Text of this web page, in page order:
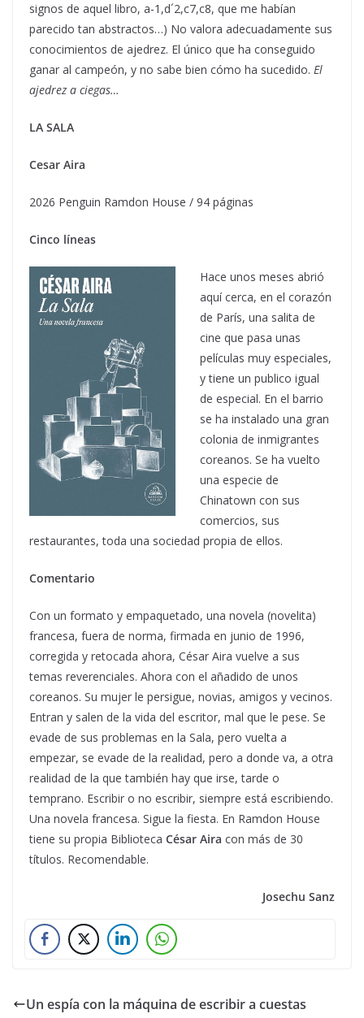
signos de aquel libro, a-1,d´2,c7,c8, que me habían
parecido tan abstractos…) No valora adecuadamente sus
conocimientos de ajedrez. El único que ha conseguido
ganar al campeón, y no sabe bien cómo ha sucedido. El
ajedrez a ciegas…
LA SALA
Cesar Aira
2026 Penguin Ramdon House / 94 páginas
Cinco líneas
Hace unos meses abrió
aquí cerca, en el corazón
de París, una salita de
cine que pasa unas
películas muy especiales,
y tiene un publico igual
de especial. En el barrio
se ha instalado una gran
colonia de inmigrantes
coreanos. Se ha vuelto
una especie de
Chinatown con sus
comercios, sus
restaurantes, toda una sociedad propia de ellos.
Comentario
Con un formato y empaquetado, una novela (novelita)
francesa, fuera de norma, firmada en junio de 1996,
corregida y retocada ahora, César Aira vuelve a sus
temas reverenciales. Ahora con el añadido de unos
coreanos. Su mujer le persigue, novias, amigos y vecinos.
Entran y salen de la vida del escritor, mal que le pese. Se
evade de sus problemas en la Sala, pero vuelta a
empezar, se evade de la realidad, pero a donde va, a otra
realidad de la que también hay que irse, tarde o
temprano. Escribir o no escribir, siempre está escribiendo.
Una novela francesa. Sigue la fiesta. En Ramdon House
tiene su propia Biblioteca César Aira con más de 30
títulos. Recomendable.
Josechu Sanz
Un espía con la máquina de escribir a cuestas